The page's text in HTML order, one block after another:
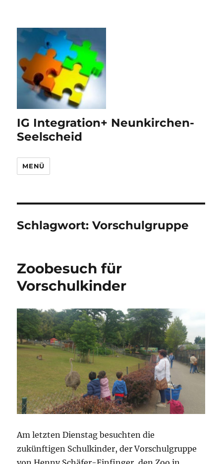
IG Integration+ Neunkirchen-
Seelscheid
MENÜ
Schlagwort:Vorschulgruppe
Zoobesuch für
Vorschulkinder
Am letzten Dienstag besuchten die
zukünftigen Schulkinder, der Vorschulgruppe